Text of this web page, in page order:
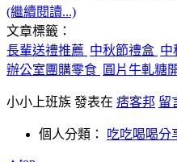
(繼續閱讀...)
文章標籤：
長輩送禮推薦 中秋節禮盒 中
辦公室團購零食 圓片牛軋糖
小小上班族 發表在 痞客邦 留
個人分類： 吃吃喝喝分